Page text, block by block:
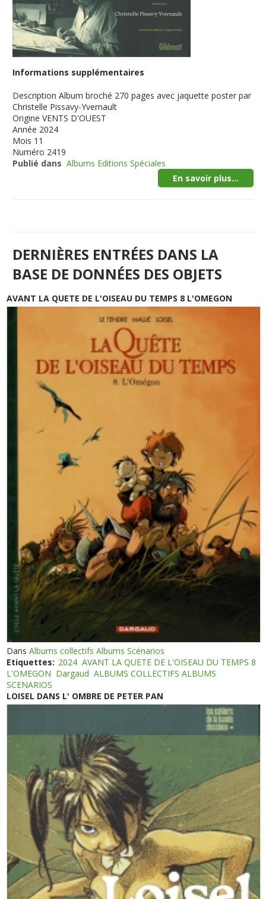
Informations supplémentaires
Description Album broché 270 pages avec jaquette poster par
Christelle Pissavy-Yvernault
Origine VENTS D'OUEST
Année 2024
Mois 11
Numéro 2419
Publié dans Albums Editions Spéciales
En savoir plus...
DERNIÈRES ENTRÉES DANS LA
BASE DE DONNÉES DES OBJETS
AVANT LA QUETE DE L'OISEAU DU TEMPS 8 L'OMEGON
DansAlbums collectifs Albums Scénarios
Etiquettes: 2024 AVANT LA QUETE DE L'OISEAU DU TEMPS 8
L'OMEGON Dargaud ALBUMS COLLECTIFS ALBUMS
SCENARIOS
LOISEL DANS L' OMBRE DE PETER PAN